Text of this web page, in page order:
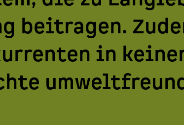
beitragen.
in